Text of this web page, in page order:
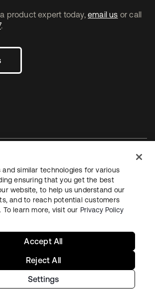
product expert today, email us or call
.
nouvel onglet
un nouvel onglet
confidentialité
du siteSécuritéPlan du site
Tous droits réservés.
and similar technologies for various
ensuring that you get the best
website, to help us understand our
and to reach potential customers
learn more, visit our Privacy Policy
Settings
Reject All
Accept All